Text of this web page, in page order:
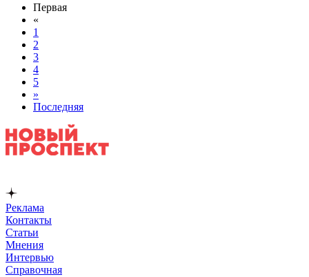
Первая
«
1
2
3
4
5
»
Последняя
Реклама
Контакты
Статьи
Мнения
Интервью
Справочная